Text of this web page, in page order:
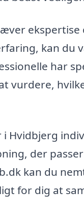
kan
har
vurdere,
Hvidbjerg
der
kan du
for dig at